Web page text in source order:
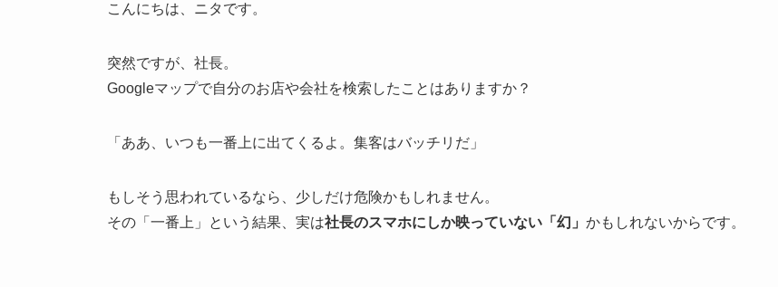
こんにちは、ニタです。
突然ですが、社長。
Googleマップで自分のお店や会社を検索したことはありますか？
「ああ、いつも一番上に出てくるよ。集客はバッチリだ」
もしそう思われているなら、少しだけ危険かもしれません。
その「一番上」という結果、実は社長のスマホにしか映っていない「幻」 かもしれないからです。